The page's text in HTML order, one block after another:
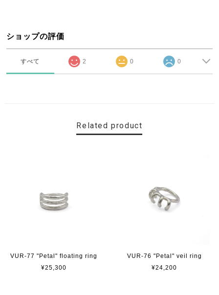
ショップの評価
すべて 2 0 0
Related product
VUR-77 "Petal" floating ring
¥25,300
VUR-76 "Petal" veil ring
¥24,200